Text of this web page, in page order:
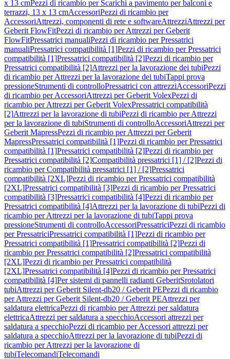
x 13 cmPezzi di ricambio per Scarichi a pavimento per balconi e
terrazzi, 13 x 13 cmAccessoriPezzi di ricambio per
AccessoriAttrezzi, componenti di rete e softwareAttrezziAttrezzi per
Geberit FlowFitPezzi di ricambio per Attrezzi per Geberit
FlowFitPressatrici manualiPezzi di ricambio per Pressatrici
manualiPressatrici compatibilità [1]Pezzi di ricambio per Pressatrici
compatibilità [1]Pressatrici compatibilità [2]Pezzi di ricambio per
Pressatrici compatibilità [2]Attrezzi per la lavorazione dei tubiPezzi
di ricambio per Attrezzi per la lavorazione dei tubiTappi prova
pressioneStrumenti di controlloPressatrici con attrezziAccessoriPezzi
di ricambio per AccessoriAttrezzi per Geberit VolexPezzi di
ricambio per Attrezzi per Geberit VolexPressatrici compatibilità
[2]Attrezzi per la lavorazione di tubiPezzi di ricambio per Attrezzi
per la lavorazione di tubiStrumenti di controlloAccessoriAttrezzi per
Geberit MapressPezzi di ricambio per Attrezzi per Geberit
MapressPressatrici compatibilità [1]Pezzi di ricambio per Pressatrici
compatibilità [1]Pressatrici compatibilità [2]Pezzi di ricambio per
Pressatrici compatibilità [2]Compatibilità pressatrici [1] / [2]Pezzi di
ricambio per Compatibilità pressatrici [1] / [2]Pressatrici
compatibilità [2XL]Pezzi di ricambio per Pressatrici compatibilità
[2XL]Pressatrici compatibilità [3]Pezzi di ricambio per Pressatrici
compatibilità [3]Pressatrici compatibilità [4]Pezzi di ricambio per
Pressatrici compatibilità [4]Attrezzi per la lavorazione di tubiPezzi di
ricambio per Attrezzi per la lavorazione di tubiTappi prova
pressioneStrumenti di controlloAccessoriPressatriciPezzi di ricambio
per PressatriciPressatrici compatibilità [1]Pezzi di ricambio per
Pressatrici compatibilità [1]Pressatrici compatibilità [2]Pezzi di
ricambio per Pressatrici compatibilità [2]Pressatrici compatibilità
[2XL]Pezzi di ricambio per Pressatrici compatibilità
[2XL]Pressatrici compatibilità [4]Pezzi di ricambio per Pressatrici
compatibilità [4]Per sistemi di pannelli radianti GeberitSrotolatori
tubiAttrezzi per Geberit Silent-db20 / Geberit PEPezzi di ricambio
per Attrezzi per Geberit Silent-db20 / Geberit PEAttrezzi per
saldatura elettricaPezzi di ricambio per Attrezzi per saldatura
elettricaAttrezzi per saldatura a specchioAccessori attrezzi per
saldatura a specchioPezzi di ricambio per Accessori attrezzi per
saldatura a specchioAttrezzi per la lavorazione di tubiPezzi di
ricambio per Attrezzi per la lavorazione di
tubiTelecomandiTelecomandi